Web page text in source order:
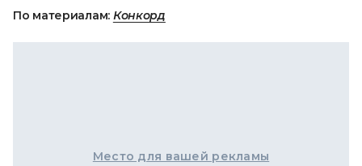
По материалам: Конкорд
Место для вашей рекламы